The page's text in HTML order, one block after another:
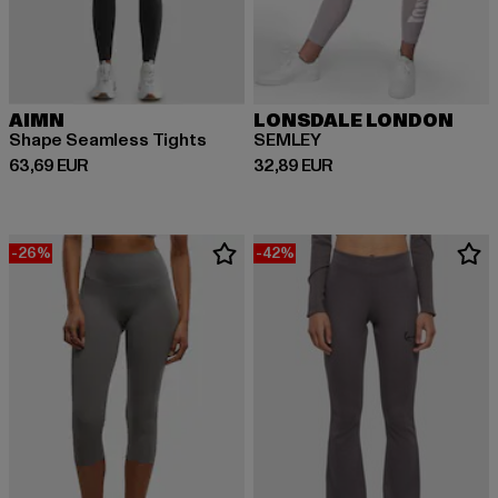
AIMN
Shape Seamless Tights
63,69 EUR
Derzeitiger Preis: 63,69 EUR
LONSDALE LONDON
SEMLEY
32,89 EUR
Derzeitiger Preis: 32,89 EUR
-26% -42%